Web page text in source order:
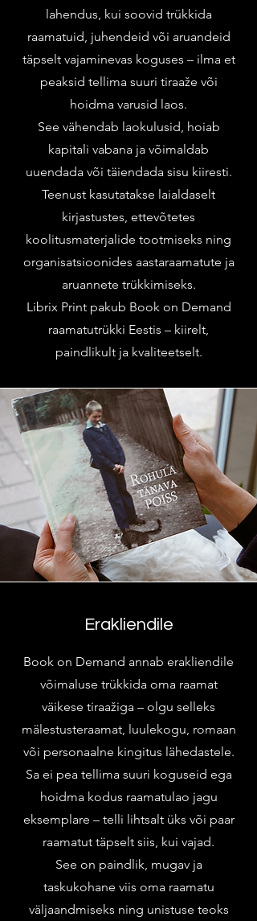
lahendus, kui soovid trükkida
raamatuid, juhendeid või aruandeid
täpselt vajaminevas koguses – ilma et
peaksid tellima suuri tiraaže või
hoidma varusid laos.
See vähendab laokulusid, hoiab
kapitali vabana ja võimaldab
uuendada või täiendada sisu kiiresti.
Teenust kasutatakse laialdaselt
kirjastustes, ettevõtetes
koolitusmaterjalide tootmiseks ning
organisatsioonides aastaraamatute ja
aruannete trükkimiseks.
Librix Print pakub Book on Demand
raamatutrükki Eestis – kiirelt,
paindlikult ja kvaliteetselt.
Erakliendile
Book on Demand annab erakliendile
võimaluse trükkida oma raamat
väikese tiraažiga – olgu selleks
mälestusteraamat, luulekogu, romaan
või personaalne kingitus lähedastele.
Sa ei pea tellima suuri koguseid ega
hoidma kodus raamatulao jagu
eksemplare – telli lihtsalt üks või paar
raamatut täpselt siis, kui vajad.
See on paindlik, mugav ja
taskukohane viis oma raamatu
väljaandmiseks ning unistuse teoks